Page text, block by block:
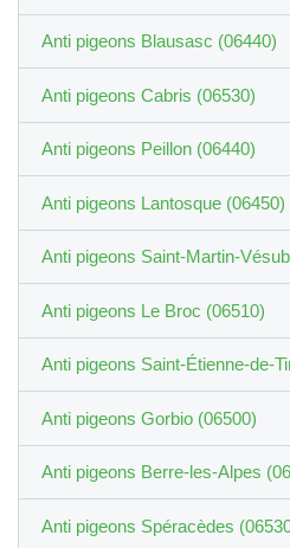
Anti pigeons Blausasc (06440)
Anti pigeons Cabris (06530)
Anti pigeons Peillon (06440)
Anti pigeons Lantosque (06450)
Anti pigeons Saint-Martin-
Anti pigeons Le Broc (06510)
Anti pigeons Saint-Étienne-de-
Anti pigeons Gorbio (06500)
Anti pigeons Berre-les-Alpes
Anti pigeons Spéracèdes